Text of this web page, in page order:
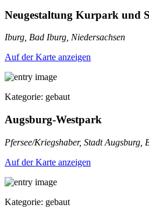
Neugestaltung Kurpark und
Iburg, Bad Iburg, Niedersachsen
Auf der Karte anzeigen
Kategorie: gebaut
Augsburg-Westpark
Pfersee/Kriegshaber, Stadt Augsburg,
Auf der Karte anzeigen
Kategorie: gebaut